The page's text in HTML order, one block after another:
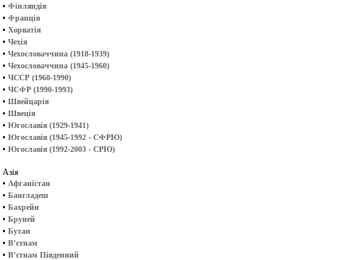
• Фінляндія
• Франція
• Хорватія
• Чехія
• Чехословаччина (1918-1939)
• Чехословаччина (1945-1960)
• ЧССР (1960-1990)
• ЧСФР (1990-1993)
• Швейцарія
• Швеція
• Югославія (1929-1941)
• Югославія (1945-1992 - СФРЮ)
• Югославія (1992-2003 - СРЮ)
Азія
• Афганістан
• Бангладеш
• Бахрейн
• Бруней
• Бутан
• В'єтнам
• В'єтнам Південний